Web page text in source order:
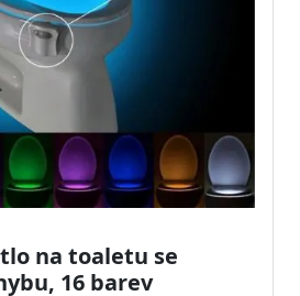
na toaletu se
16 barev